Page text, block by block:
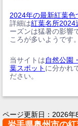
2024年の最新紅葉
詳細は紅葉名所2024
ーズンは猛暑の影響
ころが多いようです。
当サイトは自然公園
葉スポット に分かれ
ださい。
ページ更新日： 2026年